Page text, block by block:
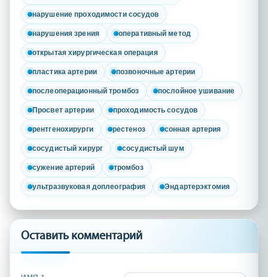
нарушение проходимости сосудов
нарушения зрения оперативный метод
открытая хирургическая операция
пластика артерии позвоночные артерии
послеоперационный тромбоз послойное ушивание
Просвет артерии проходимость сосудов
рентгенохирурги рестеноз сонная артерия
сосудистый хирург сосудистый шум
сужение артерий тромбоз
ультразвуковая доплеография Эндартерэктомия
Оставить комментарий